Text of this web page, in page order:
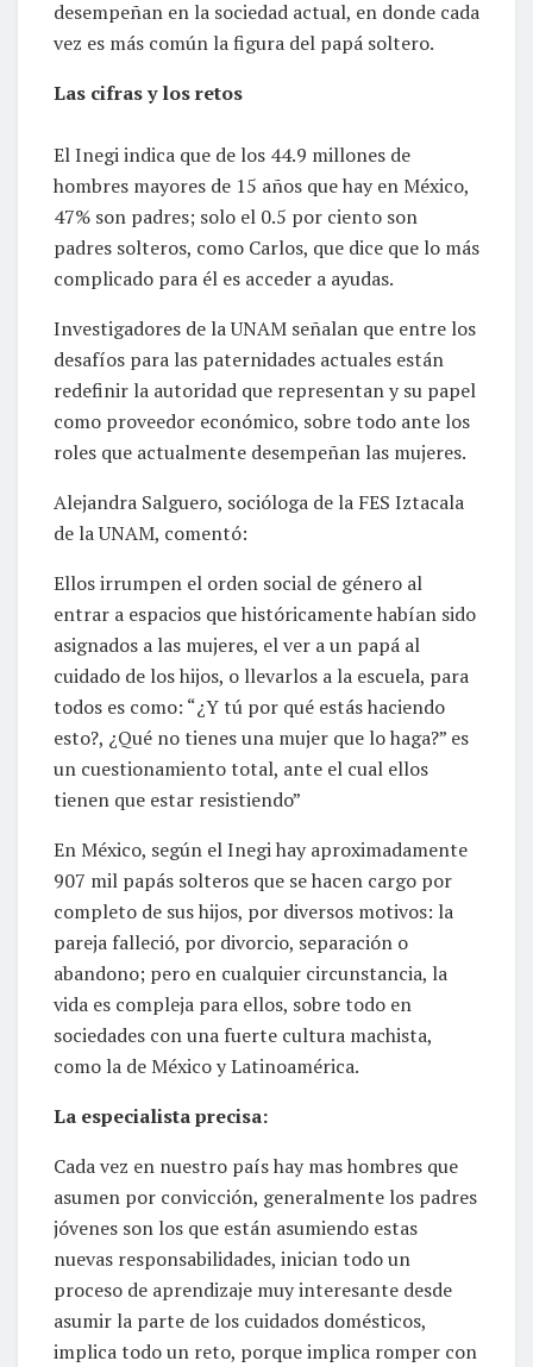
desempeñan en la sociedad actual, en donde cada
vez es más común la figura del papá soltero.
Las cifras y los retos
El Inegi indica que de los 44.9 millones de
hombres mayores de 15 años que hay en México,
47% son padres; solo el 0.5 por ciento son
padres solteros, como Carlos, que dice que lo más
complicado para él es acceder a ayudas.
Investigadores de la UNAM señalan que entre los
desafíos para las paternidades actuales están
redefinir la autoridad que representan y su papel
como proveedor económico, sobre todo ante los
roles que actualmente desempeñan las mujeres.
Alejandra Salguero, socióloga de la FES Iztacala
de la UNAM, comentó:
Ellos irrumpen el orden social de género al
entrar a espacios que históricamente habían sido
asignados a las mujeres, el ver a un papá al
cuidado de los hijos, o llevarlos a la escuela, para
todos es como: “¿Y tú por qué estás haciendo
esto?, ¿Qué no tienes una mujer que lo haga?” es
un cuestionamiento total, ante el cual ellos
tienen que estar resistiendo”
En México, según el Inegi hay aproximadamente
907 mil papás solteros que se hacen cargo por
completo de sus hijos, por diversos motivos: la
pareja falleció, por divorcio, separación o
abandono; pero en cualquier circunstancia, la
vida es compleja para ellos, sobre todo en
sociedades con una fuerte cultura machista,
como la de México y Latinoamérica.
La especialista precisa:
Cada vez en nuestro país hay mas hombres que
asumen por convicción, generalmente los padres
jóvenes son los que están asumiendo estas
nuevas responsabilidades, inician todo un
proceso de aprendizaje muy interesante desde
asumir la parte de los cuidados domésticos,
implica todo un reto, porque implica romper con